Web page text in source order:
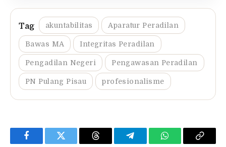
akuntabilitas Aparatur Peradilan
Bawas MA Integritas Peradilan
Pengadilan Negeri Pengawasan Peradilan
PN Pulang Pisau profesionalisme
FacebookTwitter Threads TelegramWhatsAppCopy